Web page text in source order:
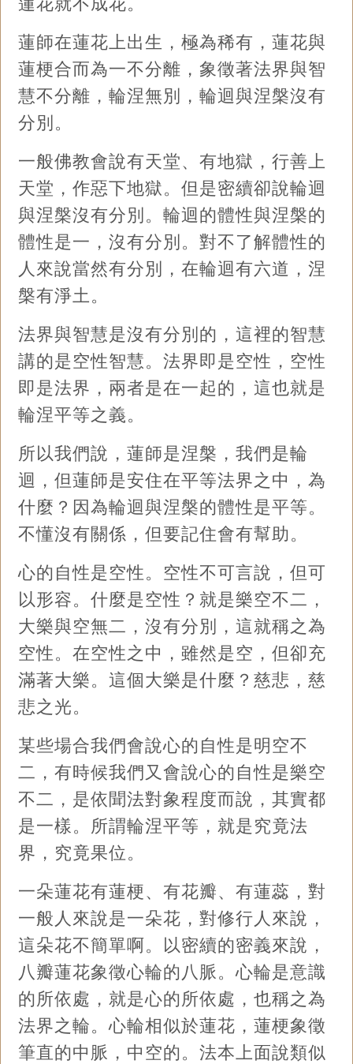
蓮師在蓮花上出生，極為稀有，蓮花與
蓮梗合而為一不分離，象徵著法界與智
慧不分離，輪涅無別，輪迴與涅槃沒有
分別。
一般佛教會說有天堂、有地獄，行善上
天堂，作惡下地獄。但是密續卻說輪迴
與涅槃沒有分別。輪迴的體性與涅槃的
體性是一，沒有分別。對不了解體性的
人來說當然有分別，在輪迴有六道，涅
槃有淨土。
法界與智慧是沒有分別的，這裡的智慧
講的是空性智慧。法界即是空性，空性
即是法界，兩者是在一起的，這也就是
輪涅平等之義。
所以我們說，蓮師是涅槃，我們是輪
迴，但蓮師是安住在平等法界之中，為
什麼？因為輪迴與涅槃的體性是平等。
不懂沒有關係，但要記住會有幫助。
心的自性是空性。空性不可言說，但可
以形容。什麼是空性？就是樂空不二，
大樂與空無二，沒有分別，這就稱之為
空性。在空性之中，雖然是空，但卻充
滿著大樂。這個大樂是什麼？慈悲，慈
悲之光。
某些場合我們會說心的自性是明空不
二，有時候我們又會說心的自性是樂空
不二，是依聞法對象程度而說，其實都
是一樣。所謂輪涅平等，就是究竟法
界，究竟果位。
一朵蓮花有蓮梗、有花瓣、有蓮蕊，對
一般人來說是一朵花，對修行人來說，
這朵花不簡單啊。以密續的密義來說，
八瓣蓮花象徵心輪的八脈。心輪是意識
的所依處，就是心的所依處，也稱之為
法界之輪。心輪相似於蓮花，蓮梗象徵
筆直的中脈，中空的。法本上面說類似